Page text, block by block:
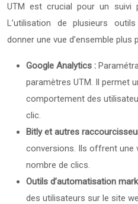
UTM est crucial pour un suivi
L’utilisation de plusieurs
donner une vue d’ensemble plus
Google Analytics :
paramètres UTM. Il permet
comportement des
clic.
Bitly et autres
conversions. Ils offrent une
nombre de clics.
Outils d’automatisation
des utilisateurs sur le site